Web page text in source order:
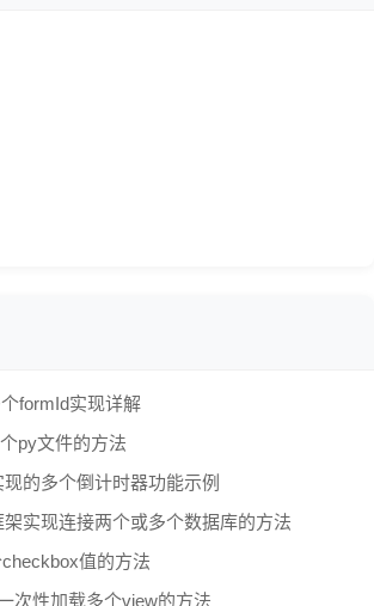
formId实现详解
py文件的方法
的多个倒计时器功能示例
实现连接两个或多个数据库的方法
值的方法
次性加载多个view的方法